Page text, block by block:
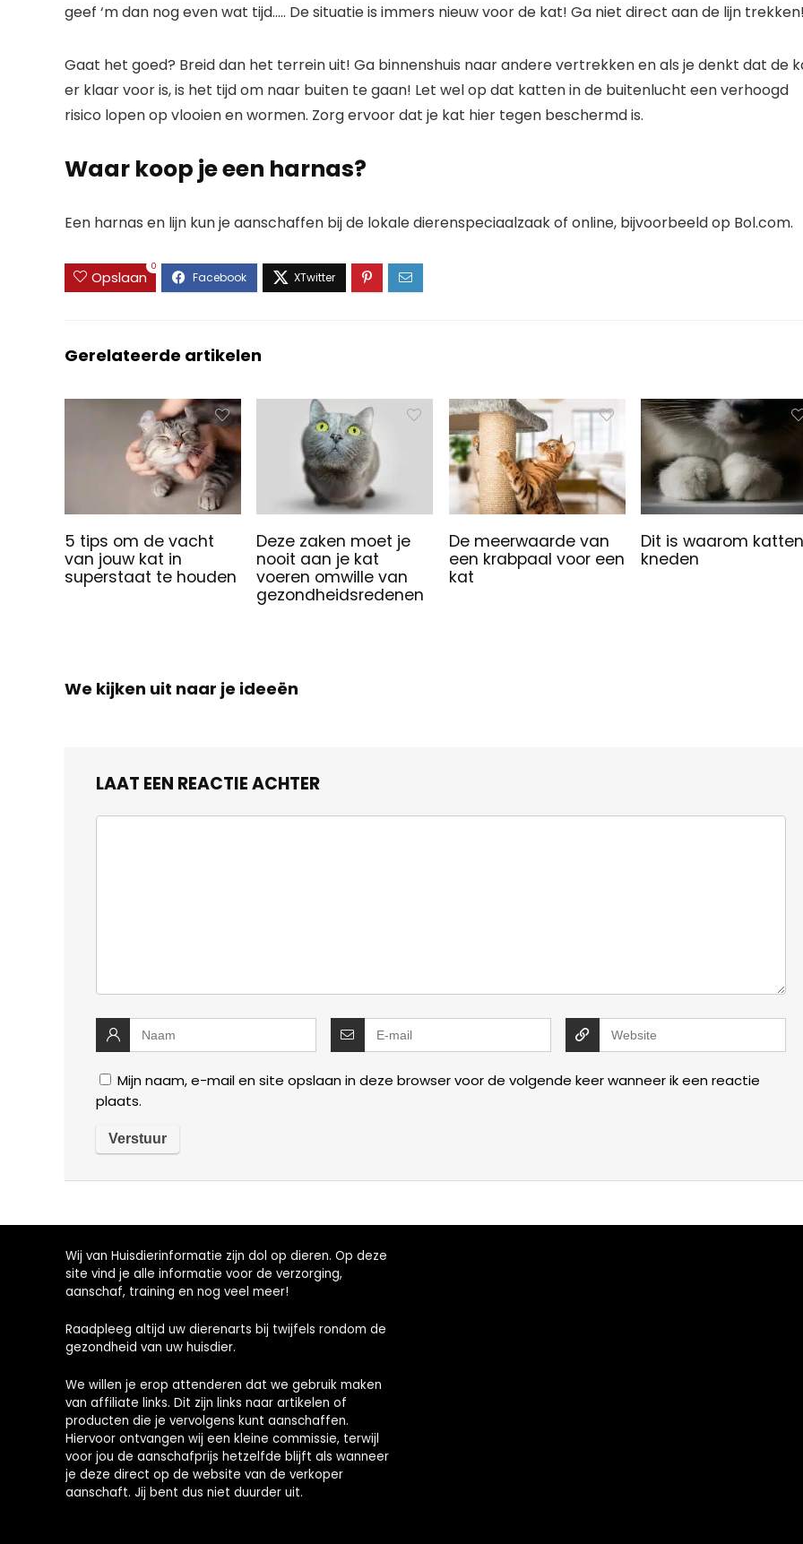
geef ‘m dan nog even wat tijd….. De situatie is immers nieuw voor de kat! Ga niet direct aan de lijn
Gaat het goed? Breid dan het terrein uit! Ga binnenshuis naar andere vertrekken en als je denkt dat de
er klaar voor is, is het tijd om naar buiten te gaan! Let wel op dat katten in de buitenlucht een verhoogd
risico lopen op vlooien en wormen. Zorg ervoor dat je kat hier tegen beschermd is.
Waar koop je een harnas?
Een harnas en lijn kun je aanschaffen bij de lokale dierenspeciaalzaak of online, bijvoorbeeld op Bol.com.
Opslaan
0
Gerelateerde artikelen
5 tips om de vacht
van jouw kat in
superstaat te houden
Deze zaken moet je
nooit aan je kat
voeren omwille van
gezondheidsredenen
De meerwaarde van
een krabpaal voor een
kat
Dit is waarom katten
kneden
We kijken uit naar je ideeën
LAAT EEN REACTIE ACHTER
Mijn naam, e-mail en site opslaan in deze browser voor de volgende keer wanneer ik een reactie
plaats.
Wij van Huisdierinformatie zijn dol op dieren. Op deze
site vind je alle informatie voor de verzorging,
aanschaf, training en nog veel meer!
Raadpleeg altijd uw dierenarts bij twijfels rondom de
gezondheid van uw huisdier.
We willen je erop attenderen dat we gebruik maken
van affiliate links. Dit zijn links naar artikelen of
producten die je vervolgens kunt aanschaffen.
Hiervoor ontvangen wij een kleine commissie, terwijl
voor jou de aanschafprijs hetzelfde blijft als wanneer
je deze direct op de website van de verkoper
aanschaft. Jij bent dus niet duurder uit.